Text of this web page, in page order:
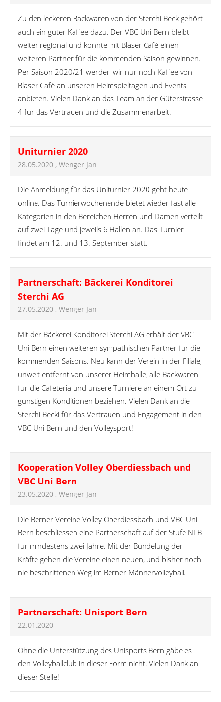
Zu den leckeren Backwaren von der Sterchi Beck gehört
auch ein guter Kaffee dazu. Der VBC Uni Bern bleibt
weiter regional und konnte mit Blaser Café einen
weiteren Partner für die kommenden Saison gewinnen.
Per Saison 2020/21 werden wir nur noch Kaffee von
Blaser Café an unseren Heimspieltagen und Events
anbieten. Vielen Dank an das Team an der Güterstrasse
4 für das Vertrauen und die Zusammenarbeit.
Uniturnier 2020
28.05.2020 , Wenger Jan
Die Anmeldung für das Uniturnier 2020 geht heute
online. Das Turnierwochenende bietet wieder fast alle
Kategorien in den Bereichen Herren und Damen verteilt
auf zwei Tage und jeweils 6 Hallen an. Das Turnier
findet am 12. und 13. September statt.
Partnerschaft: Bäckerei Konditorei
Sterchi AG
27.05.2020 , Wenger Jan
Mit der Bäckerei Konditorei Sterchi AG erhält der VBC
Uni Bern einen weiteren sympathischen Partner für die
kommenden Saisons. Neu kann der Verein in der Filiale,
unweit entfernt von unserer Heimhalle, alle Backwaren
für die Cafeteria und unsere Turniere an einem Ort zu
günstigen Konditionen beziehen. Vielen Dank an die
Sterchi Becki für das Vertrauen und Engagement in den
VBC Uni Bern und den Volleysport!
Kooperation Volley Oberdiessbach und
VBC Uni Bern
23.05.2020 , Wenger Jan
Die Berner Vereine Volley Oberdiessbach und VBC Uni
Bern beschliessen eine Partnerschaft auf der Stufe NLB
für mindestens zwei Jahre. Mit der Bündelung der
Kräfte gehen die Vereine einen neuen, und bisher noch
nie beschrittenen Weg im Berner Männervolleyball.
Partnerschaft: Unisport Bern
22.01.2020
Ohne die Unterstützung des Unisports Bern gäbe es
den Volleyballclub in dieser Form nicht. Vielen Dank an
dieser Stelle!